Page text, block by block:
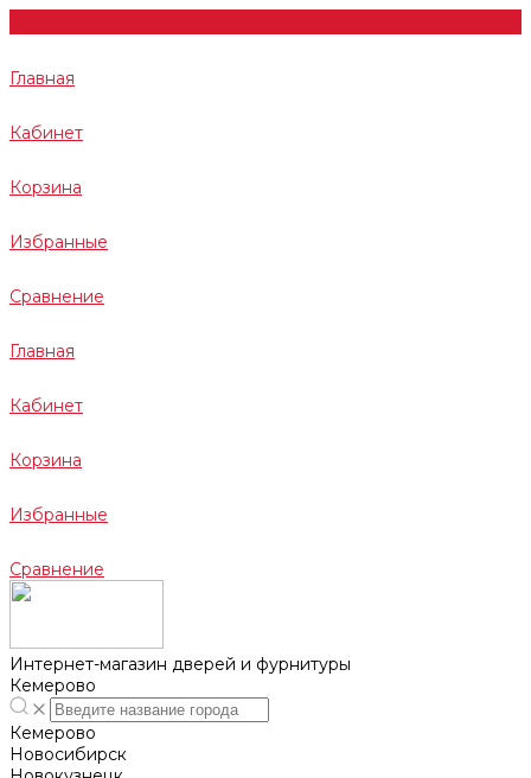
Главная
Кабинет
Корзина
Избранные
Сравнение
Главная
Кабинет
Корзина
Избранные
Сравнение
Интернет-магазин дверей и фурнитуры
Кемерово
Кемерово
Новосибирск